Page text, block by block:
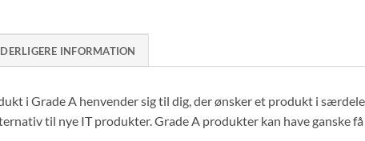
INFORMATION
i Grade A henvender sig til dig, der ønsker et produkt i
til nye IT produkter. Grade A produkter kan have ganske få